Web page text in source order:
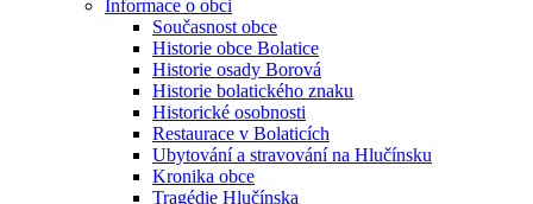
Informace o obci
Současnost obce
Historie obce Bolatice
Historie osady Borová
Historie bolatického znaku
Historické osobnosti
Restaurace v Bolaticích
Ubytování a stravování na Hlučínsku
Kronika obce
Tragédie Hlučínska